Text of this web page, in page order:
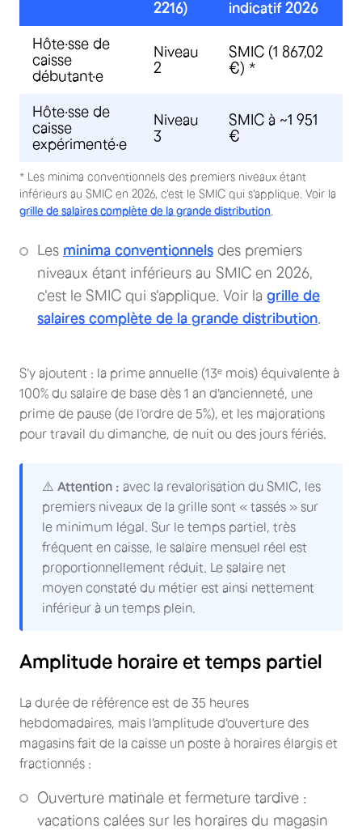
2216) indicatif 2026
Hôte·sse de
caisse
débutant·e
Niveau
2
SMIC (1 867,02
€) *
Hôte·sse de
caisse
expérimenté·e
Niveau
3
SMIC à ~1 951
€
* Les minima conventionnels des premiers niveaux étant
inférieurs au SMIC en 2026, c'est le SMIC qui s'applique. Voir la
grille de salaires complète de la grande distribution.
Les minima conventionnels des premiers
niveaux étant inférieurs au SMIC en 2026,
c'est le SMIC qui s'applique. Voir la grille de
salaires complète de la grande distribution.
S'y ajoutent : la prime annuelle (13ᵉ mois) équivalente à
100% du salaire de base dès 1 an d'ancienneté, une
prime de pause (de l'ordre de 5%), et les majorations
pour travail du dimanche, de nuit ou des jours fériés.
⚠️ Attention : avec la revalorisation du SMIC, les
premiers niveaux de la grille sont « tassés » sur
le minimum légal. Sur le temps partiel, très
fréquent en caisse, le salaire mensuel réel est
proportionnellement réduit. Le salaire net
moyen constaté du métier est ainsi nettement
inférieur à un temps plein.
Amplitude horaire et temps partiel
La durée de référence est de 35 heures
hebdomadaires, mais l'amplitude d'ouverture des
magasins fait de la caisse un poste à horaires élargis et
fractionnés :
Ouverture matinale et fermeture tardive :
vacations calées sur les horaires du magasin